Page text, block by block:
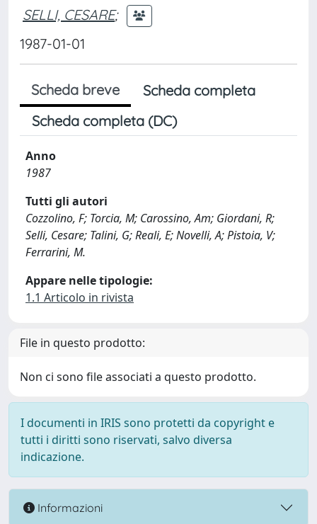
SELLI, CESARE;
1987-01-01
Scheda breve
Scheda completa
Scheda completa (DC)
Anno
1987
Tutti gli autori
Cozzolino, F; Torcia, M; Carossino, Am; Giordani, R;
Selli, Cesare; Talini, G; Reali, E; Novelli, A; Pistoia, V;
Ferrarini, M.
Appare nelle tipologie:
1.1 Articolo in rivista
File in questo prodotto:
Non ci sono file associati a questo prodotto.
I documenti in IRIS sono protetti da copyright e
tutti i diritti sono riservati, salvo diversa
indicazione.
Informazioni